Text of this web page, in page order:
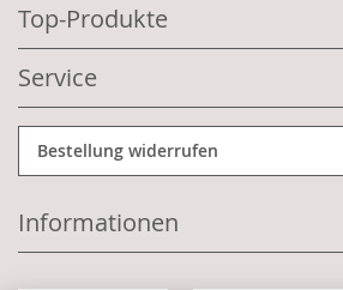
Top-Produkte
Service
Bestellung widerrufen
Informationen